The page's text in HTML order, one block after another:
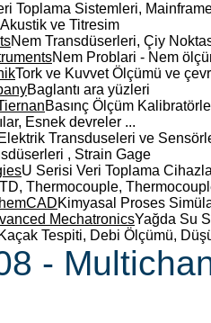
Toplama Sistemleri,
Akustik ve Titresim
Nem Transdüserleri, Çiy
Nem Problari - Nem
Tork ve Kuvvet Ölçümü ve
Baglantı ara yüzleri
Basınç Ölçüm
Esnek devreler ...
Elektrik Transduseleri ve
, Strain Gage
U Serisi Veri Toplama
Thermocouple,
Kimyasal Proses
MechatronicsYağda Su
Kaçak Tespiti, Debi Ölçümü,
-